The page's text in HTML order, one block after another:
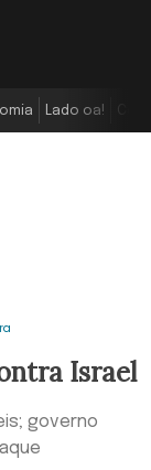
Lado oa!
Israel
governo